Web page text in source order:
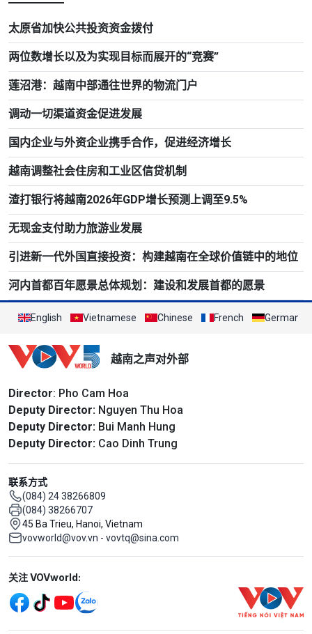
太原省加快公共投资资金拨付
两位数增长以及为实现目标而展开的“竞赛”
莲沼港：越南中部通往世界的物流门户
调动一切渠道资金促进发展
国内企业与外资企业携手合作，促进经济增长
越南调整社会住房和工业区信贷机制
渣打银行将越南2026年GDP增长预测上调至9.5%
无现金支付助力旅游业发展
引进新一代外国直接投资：构建越南在全球价值链中的地位
河内首都百年愿景总体规划：建设和发展首都的愿景
English Vietnamese Chinese French German
越南之声对外部
Director: Pho Cam Hoa
Deputy Director: Nguyen Thu Hoa
Deputy Director: Bui Manh Hung
Deputy Director: Cao Dinh Trung
联系方式
(084) 24 38266809
(084) 38266707
45 Ba Trieu, Hanoi, Vietnam
vovworld@vov.vn - vovtq@sina.com
Mạng xã hội
关注 VOVworld: